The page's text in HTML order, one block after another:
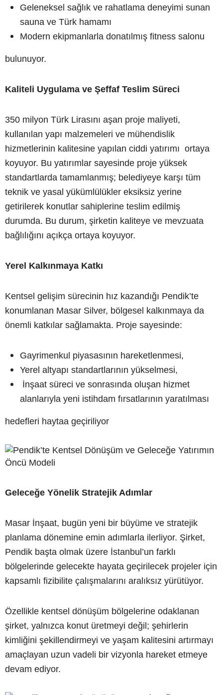
Geleneksel sağlık ve rahatlama deneyimi sunan
sauna ve Türk hamamı
Modern ekipmanlarla donatılmış fitness salonu
bulunuyor.
Kaliteli Uygulama ve Şeffaf Teslim Süreci
350 milyon Türk Lirasını aşan proje maliyeti,
kullanılan yapı malzemeleri ve mühendislik
hizmetlerinin kalitesine yapılan ciddi yatırımı ortaya
koyuyor. Bu yatırımlar sayesinde proje yüksek
standartlarda tamamlanmış; belediyeye karşı tüm
teknik ve yasal yükümlülükler eksiksiz yerine
getirilerek konutlar sahiplerine teslim edilmiş
durumda. Bu durum, şirketin kaliteye ve mevzuata
bağlılığını açıkça ortaya koyuyor.
Yerel Kalkınmaya Katkı
Kentsel gelişim sürecinin hız kazandığı Pendik’te
konumlanan Masar Silver, bölgesel kalkınmaya da
önemli katkılar sağlamakta. Proje sayesinde:
Gayrimenkul piyasasının hareketlenmesi,
Yerel altyapı standartlarının yükselmesi,
İnşaat süreci ve sonrasında oluşan hizmet
alanlarıyla yeni istihdam fırsatlarının yaratılması
hedefleri haytaa geçiriliyor
Geleceğe Yönelik Stratejik Adımlar
Masar İnşaat, bugün yeni bir büyüme ve stratejik
planlama dönemine emin adımlarla ilerliyor. Şirket,
Pendik başta olmak üzere İstanbul’un farklı
bölgelerinde gelecekte hayata geçirilecek projeler için
kapsamlı fizibilite çalışmalarını aralıksız yürütüyor.
Özellikle kentsel dönüşüm bölgelerine odaklanan
şirket, yalnızca konut üretmeyi değil; şehirlerin
kimliğini şekillendirmeyi ve yaşam kalitesini artırmayı
amaçlayan uzun vadeli bir vizyonla hareket etmeye
devam ediyor.